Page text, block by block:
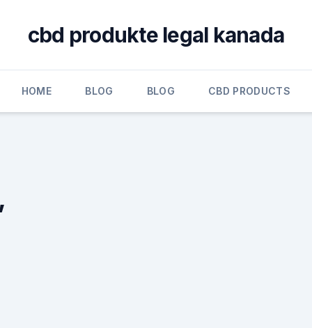
cbd produkte legal kanada
HOME BLOG BLOG CBD PRODUCTS